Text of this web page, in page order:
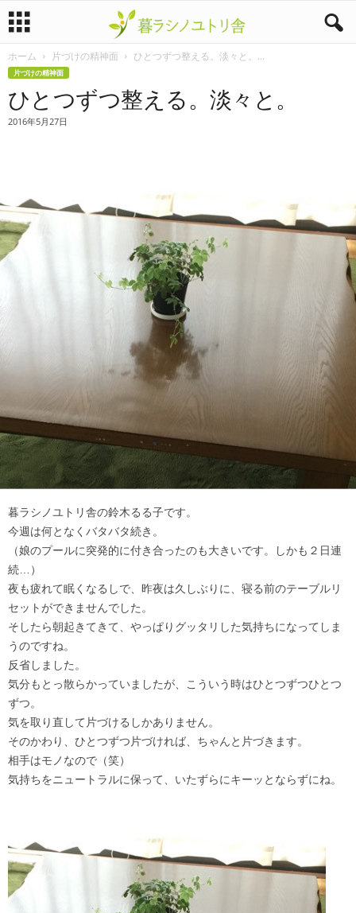
暮
ラ
ユ
ト
ホーム 片づけの精神面 ひとつずつ整える。淡々と。...
片づけの精神面
ひとつずつ整える。淡々と。
2016年5月27日
暮ラシノユトリ舎の鈴木るる子です。
今週は何となくバタバタ続き。
（娘のプールに突発的に付き合ったのも大きいです。しかも２日連
続…）
夜も疲れて眠くなるしで、昨夜は久しぶりに、寝る前のテーブルリ
セットができませんでした。
そしたら朝起きてきて、やっぱりグッタリした気持ちになってしま
うのですね。
反省しました。
気分もとっ散らかっていましたが、こういう時はひとつずつひとつ
ずつ。
気を取り直して片づけるしかありません。
そのかわり、ひとつずつ片づければ、ちゃんと片づきます。
相手はモノなので（笑）
気持ちをニュートラルに保って、いたずらにキーッとならずにね。